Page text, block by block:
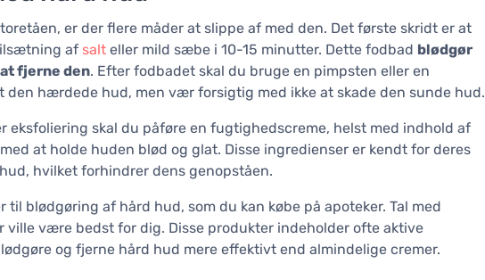
er der flere måder at slippe af med den. Det første skridt er at
af salt eller mild sæbe i 10-15 minutter. Dette fodbad blødgør
fjerne den. Efter fodbadet skal du bruge en pimpsten eller en
den hærdede hud, men vær forsigtig med ikke at skade den sunde hud.
eksfoliering skal du påføre en fugtighedscreme, helst med indhold af
at holde huden blød og glat. Disse ingredienser er kendt for deres
hvilket forhindrer dens genopståen.
til blødgøring af hård hud, som du kan købe på apoteker. Tal med
ville være bedst for dig. Disse produkter indeholder ofte aktive
og fjerne hård hud mere effektivt end almindelige cremer.